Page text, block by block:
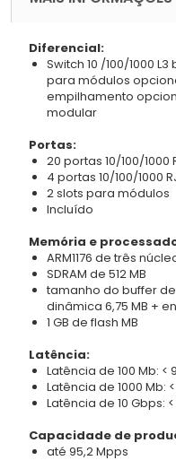
Diferencial:
Switch 10 /100/1000
para módulos
empilhamento
modular
Portas:
20 portas 10/100/
4 portas 10/100/1000
2 slots para módulos
Incluído
Memória e
ARM1176 de três
SDRAM de 512 MB
tamanho do buffer de
dinâmica 6,75 MB +
1 GB de flash MB
Latência:
Latência de 100 Mb: <
Latência de 1000 Mb:
Latência de 10 Gbps:
Capacidade de
até 95,2 Mpps